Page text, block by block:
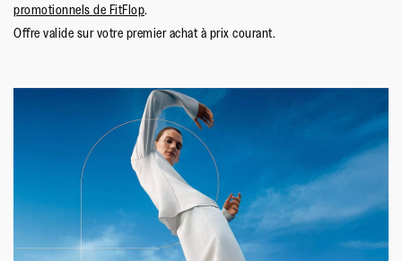
promotionnels de FitFlop.
Offre valide sur votre premier achat à prix courant.